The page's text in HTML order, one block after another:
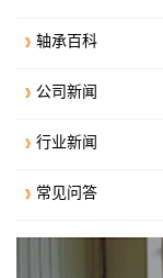
轴承百科
公司新闻
行业新闻
常见问答